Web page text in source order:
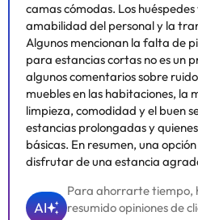
camas cómodas. Los
amabilidad del personal y la
Algunos mencionan la falta de
para estancias cortas no es un
algunos comentarios sobre
muebles en las habitaciones, la
limpieza, comodidad y el buen
estancias prolongadas y
básicas. En resumen, una
disfrutar de una estancia
AI
Para ahorrarte tiempo,
resumido opiniones de